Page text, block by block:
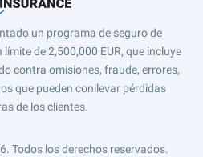
un programa de seguro de
de 2,500,000 EUR, que incluye
contra omisiones, fraude, errores,
que pueden conllevar pérdidas
de los clientes.
Todos los derechos reservados.